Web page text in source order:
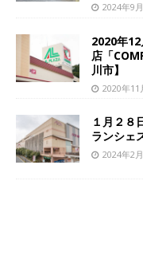
2024年9
2020年
店「
川市】
2020年11
１月２８
ランシェ
2024年2